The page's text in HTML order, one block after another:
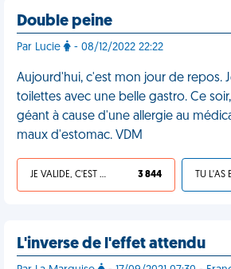
Double peine
Par Lucie - 08/12/2022 22:22
Aujourd'hui, c'est mon jour de repos.
toilettes avec une belle gastro. Ce
géant à cause d'une allergie au
maux d'estomac. VDM
JE VALIDE, C'EST UNE VDM 3 844
L'inverse de l'effet attendu